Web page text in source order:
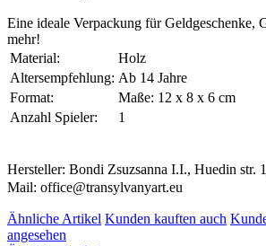
Eine ideale Verpackung für Geldgeschenke,
mehr!
Material:
Holz
Altersempfehlung: Ab 14 Jahre
Format:
Maße: 12 x 8 x 6 cm
Anzahl Spieler:
1
Hersteller: Bondi Zsuzsanna I.I., Huedin str.
Mail: office@transylvanyart.eu
Ähnliche Artikel Kunden kauften auch
angesehen